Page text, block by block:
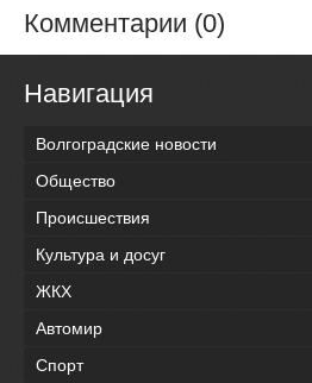
Комментарии (0)
Навигация
Волгоградские новости
Общество
Происшествия
Культура и досуг
ЖКХ
Автомир
Спорт